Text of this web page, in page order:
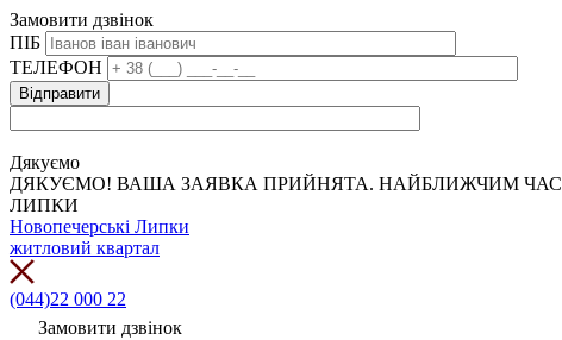
Замовити дзвінок
ПІБ
ТЕЛЕФОН
Дякуємо
ДЯКУЄМО! ВАША ЗАЯВКА ПРИЙНЯТА. НАЙБЛИЖЧИМ
ЛИПКИ
Новопечерські Липки
житловий квартал
(044)22 000 22
Замовити дзвінок